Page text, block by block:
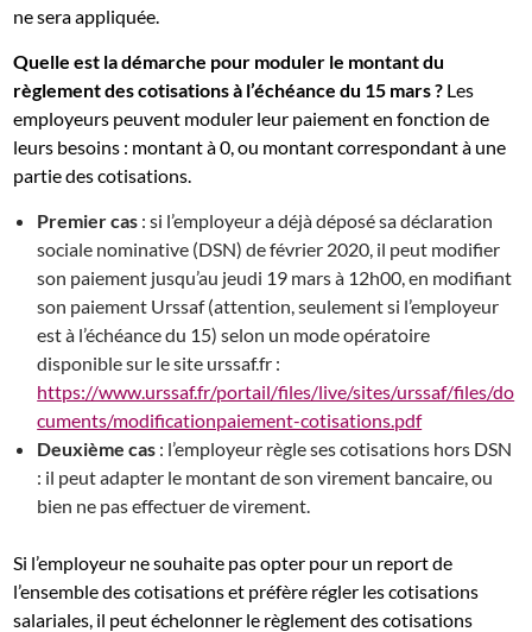
ne sera appliquée.
Quelle est la démarche pour moduler le montant du
règlement des cotisations à l’échéance du 15 mars ? Les
employeurs peuvent moduler leur paiement en fonction de
leurs besoins : montant à 0, ou montant correspondant à une
partie des cotisations.
Premier cas : si l’employeur a déjà déposé sa déclaration
sociale nominative (DSN) de février 2020, il peut modifier
son paiement jusqu’au jeudi 19 mars à 12h00, en modifiant
son paiement Urssaf (attention, seulement si l’employeur
est à l’échéance du 15) selon un mode opératoire
disponible sur le site urssaf.fr :
https://www.urssaf.fr/portail/files/live/sites/urssaf/files/do
cuments/modificationpaiement-cotisations.pdf
Deuxième cas : l’employeur règle ses cotisations hors DSN
: il peut adapter le montant de son virement bancaire, ou
bien ne pas effectuer de virement.
Si l’employeur ne souhaite pas opter pour un report de
l’ensemble des cotisations et préfère régler les cotisations
salariales, il peut échelonner le règlement des cotisations